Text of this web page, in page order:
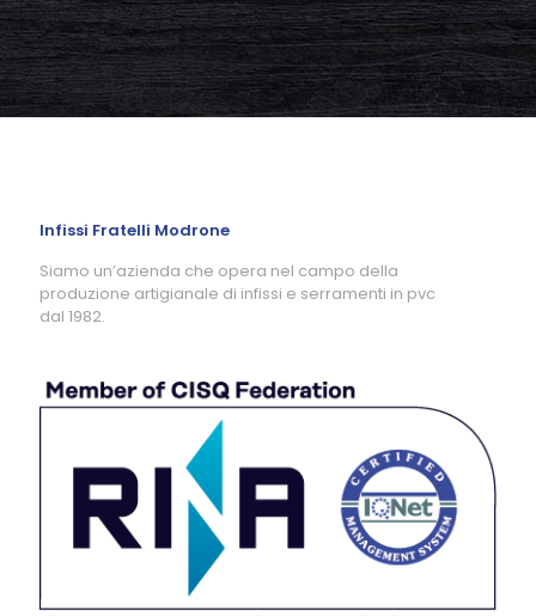
Infissi Fratelli Modrone
Siamo un’azienda che opera nel campo della
produzione artigianale di infissi e serramenti in pvc
dal 1982.